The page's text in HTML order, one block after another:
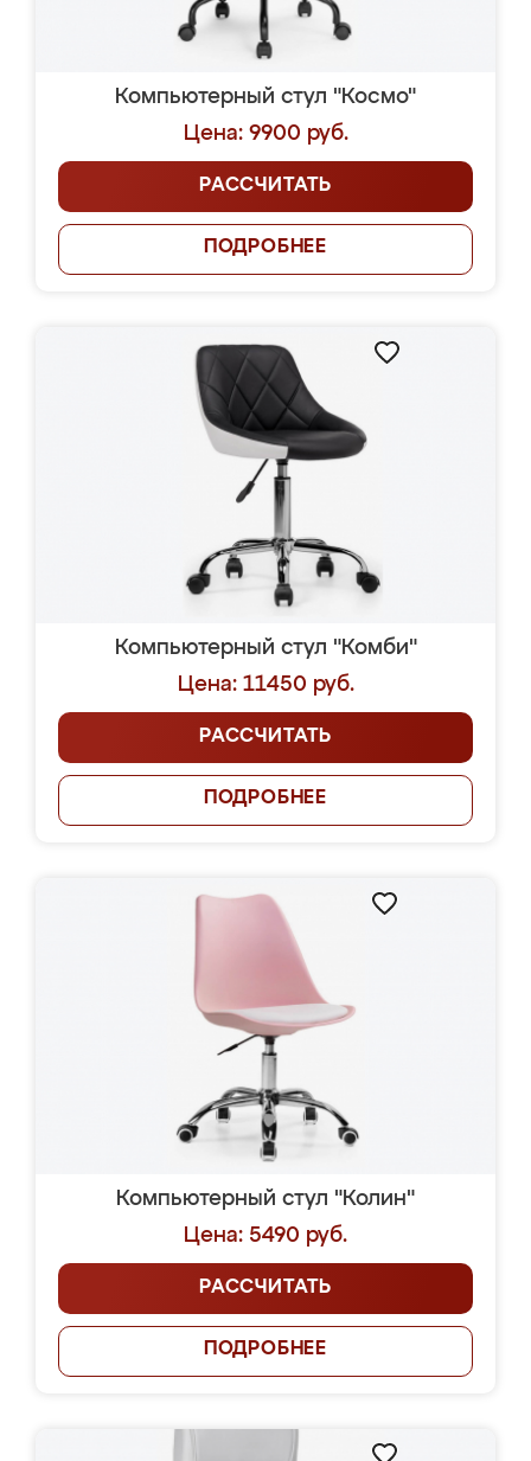
Компьютерный стул "Космо"
Цена: 9900 руб.
РАССЧИТАТЬ
ПОДРОБНЕЕ
Компьютерный стул "Комби"
Цена: 11450 руб.
РАССЧИТАТЬ
ПОДРОБНЕЕ
Компьютерный стул "Колин"
Цена: 5490 руб.
РАССЧИТАТЬ
ПОДРОБНЕЕ